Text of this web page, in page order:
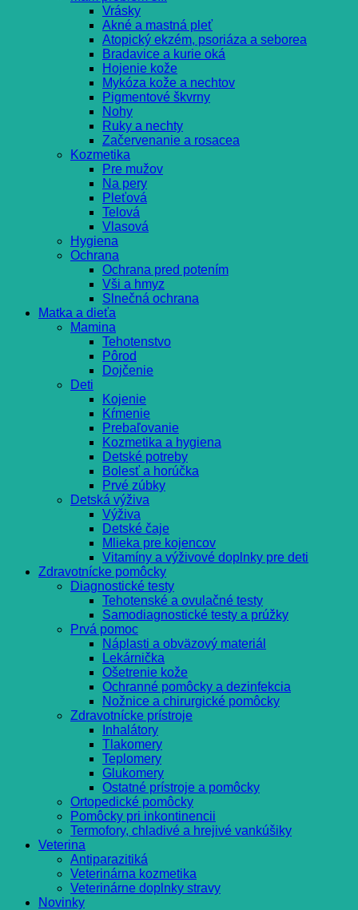
Vrásky
Akné a mastná pleť
Atopický ekzém, psoriáza a seborea
Bradavice a kurie oká
Hojenie kože
Mykóza kože a nechtov
Pigmentové škvrny
Nohy
Ruky a nechty
Začervenanie a rosacea
Kozmetika
Pre mužov
Na pery
Pleťová
Telová
Vlasová
Hygiena
Ochrana
Ochrana pred potením
Vši a hmyz
Slnečná ochrana
Matka a dieťa
Mamina
Tehotenstvo
Pôrod
Dojčenie
Deti
Kojenie
Kŕmenie
Prebaľovanie
Kozmetika a hygiena
Detské potreby
Bolesť a horúčka
Prvé zúbky
Detská výživa
Výživa
Detské čaje
Mlieka pre kojencov
Vitamíny a výživové doplnky pre deti
Zdravotnícke pomôcky
Diagnostické testy
Tehotenské a ovulačné testy
Samodiagnostické testy a prúžky
Prvá pomoc
Náplasti a obväzový materiál
Lekárnička
Ošetrenie kože
Ochranné pomôcky a dezinfekcia
Nožnice a chirurgické pomôcky
Zdravotnícke prístroje
Inhalátory
Tlakomery
Teplomery
Glukomery
Ostatné prístroje a pomôcky
Ortopedické pomôcky
Pomôcky pri inkontinencii
Termofory, chladivé a hrejivé vankúšiky
Veterina
Antiparazitiká
Veterinárna kozmetika
Veterinárne doplnky stravy
Novinky